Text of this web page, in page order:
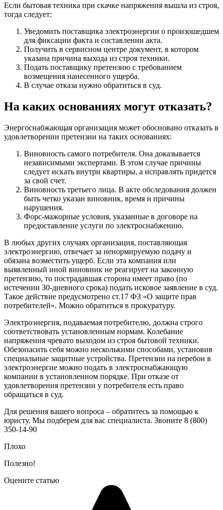
Если бытовая техника при скачке напряжения вышла из строя,
тогда следует:
Уведомить поставщика электроэнергии о произошедшем
для фиксации факта и составлении акта.
Получить в сервисном центре документ, в котором
указана причина выхода из строя техники.
Подать поставщику претензию с требованием
возмещения нанесенного ущерба.
В случае отказа нужно обратиться в суд.
На каких основаниях могут отказать?
Энергоснабжающая организация может обосновано отказать в
удовлетворении претензии на таких основаниях:
Виновность самого потребителя. Она доказывается
независимыми экспертами. В этом случае причины
следует искать внутри квартиры, а исправлять придется
за свой счет.
Виновность третьего лица. В акте обследования должен
быть четко указан виновник, время и причины
нарушения.
Форс-мажорные условия, указанные в договоре на
предоставление услуги по электроснабжению.
В любых других случаях организация, поставляющая
электроэнергию, отвечает за ненормируемую подачу и
обязана возместить ущерб. Если эта компания или
выявленный иной виновник не реагирует на законную
претензию, то пострадавшая сторона имеет право (по
истечении 30-дневного срока) подать исковое заявление в суд.
Такое действие предусмотрено ст.17 ФЗ «О защите прав
потребителей». Можно обратиться в прокуратуру.
Электроэнергия, подаваемая потребителю, должна строго
соответствовать установленным нормам. Колебание
напряжения чревато выходом из строя бытовой техники.
Обезопасить себя можно несколькими способами, установив
специальные защитные устройства. Претензии на перебои в
электроэнергие можно подать в электроснабжающую
компании в установленном порядке. При отказе от
удовлетворения претензии у потребителя есть право
обращаться в суд.
Для решения вашего вопроса – обратитесь за помощью к
юристу. Мы подберем для вас специалиста. Звоните 8 (800)
350-14-90
Плохо
Полезно!
Оцените статью